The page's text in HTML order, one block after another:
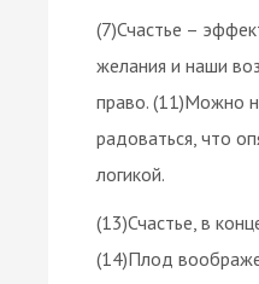
(7)Счастье –
желания и наши
право. (11)Можно
радоваться, что
логикой.
(13)Счастье, в
(14)Плод